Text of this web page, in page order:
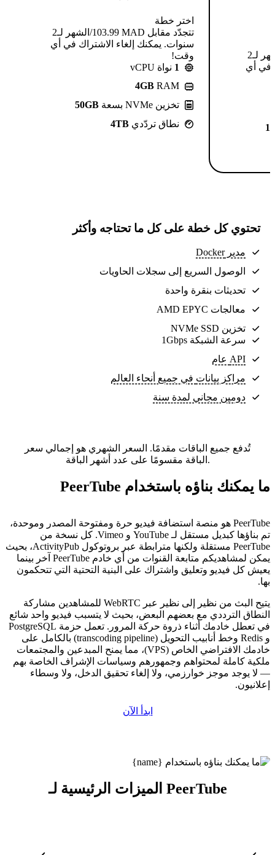
اختر خطة
تتجدّد مقابل MAD ⁦103.99⁩/الشهر لـ2
سنوات. يمكنك إلغاء الاشتراك في أي
وقت!
1 نواة vCPU
4GB RAM
تخزين NVMe بسعة
50GB
نطاق تردّدي 4TB
تتجدّد مقابل MAD ⁦124.99⁩/الشهر لـ2
في أي
تحتوي كل خطة على كل ما تحتاجه وأكثر
مدير Docker
الوصول السريع إلى سجلات الحاويات
تحديثات بنقرة واحدة
معالجات AMD EPYC
تخزين NVMe SSD
سرعة الشبكة 1Gbps
API عام
مراكز بيانات في جميع أنحاء العالم
دومين مجاني لمدة سنة
تُدفع جميع الباقات مقدمًا. السعر الشهري هو إجمالي سعر
الباقة مقسومًا على عدد أشهر الباقة.
ما يمكنك بناؤه باستخدام PeerTube
PeerTube هو منصة استضافة فيديو حرة ومفتوحة المصدر وموحدة،
تم بناؤها كبديل مستقل لـ YouTube و Vimeo. كل نسخة من
PeerTube مستقلة ولكنها مترابطة عبر بروتوكول ActivityPub، بحيث
يمكن لمشاهديكم متابعة القنوات من أي خادم PeerTube آخر بينما
يعيش كل فيديو وتعليق واشتراك على البنية التحتية التي تتحكمون
بها.
يتيح البث من نظير إلى نظير عبر WebRTC للمشاهدين مشاركة
النطاق الترددي مع بعضهم البعض، بحيث لا يتسبب فيديو واحد شائع
في تعطل خادمك أثناء ذروة حركة المرور. تعمل حزمة PostgreSQL
و Redis وخط أنابيب التحويل (transcoding pipeline) بالكامل على
خادمك الافتراضي الخاص (VPS)، مما يمنح المبدعين والمجتمعات
ملكية كاملة لمحتواهم وجمهورهم وسياسات الإشراف الخاصة بهم
— لا يوجد موجز خوارزمي، ولا إلغاء تحقيق الدخل، ولا وسطاء
إعلانيون.
ابدأ الآن
الميزات الرئيسية لـ PeerTube